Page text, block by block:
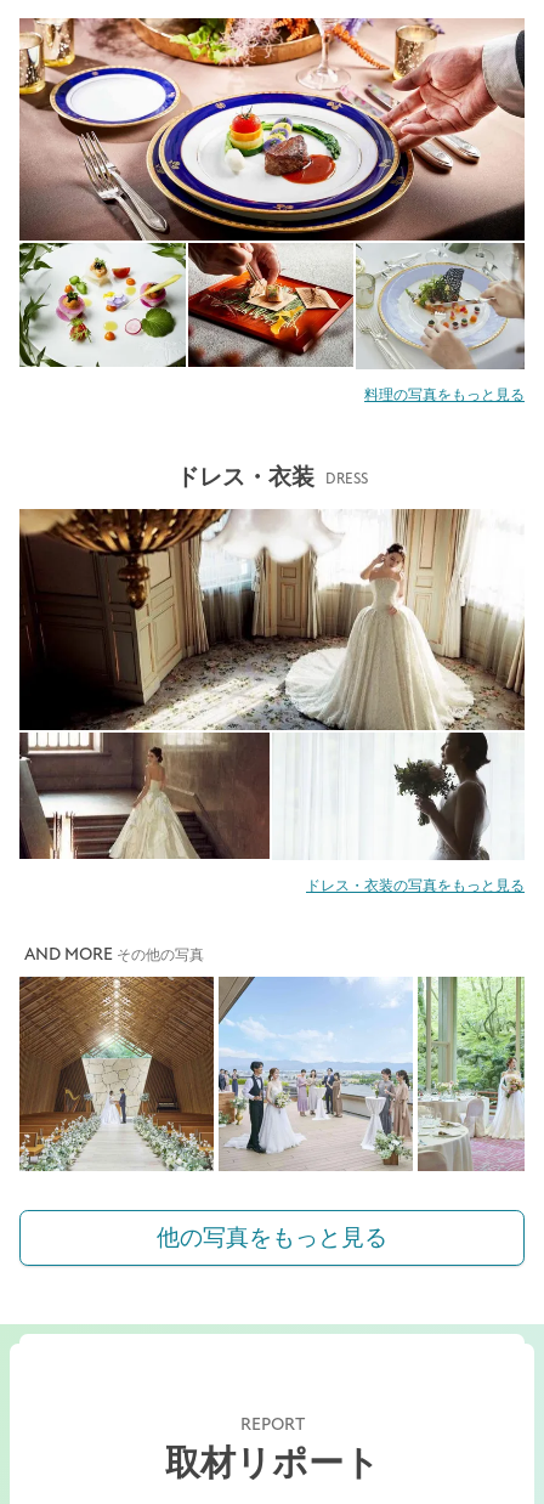
料理の写真をもっと見る
ドレス・衣装 DRESS
ドレス・衣装の写真をもっと見る
AND MORE その他の写真
他の写真をもっと見る
REPORT
取材リポート